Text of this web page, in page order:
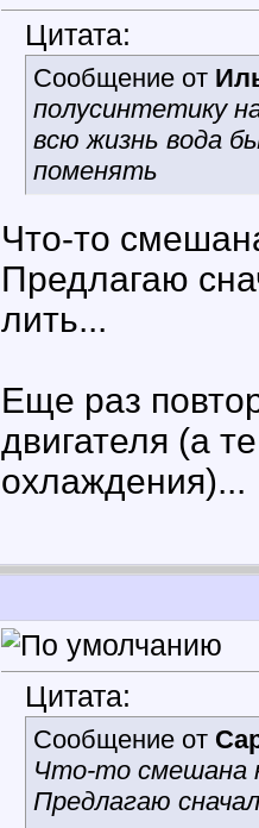
Цитата:
Сообщение от
полусинтетику
всю жизнь вода
поменять
Что-то
Предлагаю
лить...
Еще раз
двигателя (а
охлаждения)...
Цитата:
Сообщение от
Что-то смешана
Предлагаю